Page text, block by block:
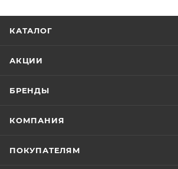
карман на лицевой стороне и
непромокаемой молнией №8 со
фирменная подкладка, в глубоком
сетка на молнии.
КАТАЛОГ
АКЦИИ
БРЕНДЫ
КОМПАНИЯ
ПОКУПАТЕЛЯМ